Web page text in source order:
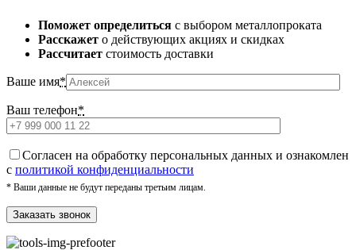
Поможет определиться с выбором металлопроката
Расскажет о действующих акциях и скидках
Рассчитает стоимость доставки
Ваше имя*
Ваш телефон*
Cогласен на обработку персональных данных и ознакомлен
с политикой конфиденциальности
* Ваши данные не будут переданы третьим лицам.